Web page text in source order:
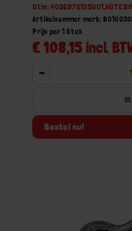
Gtin:
Artikelnummer merk: 8010030
€ 108,15 incl.
Prijs per 1 Stuk
-
Bestel nu!